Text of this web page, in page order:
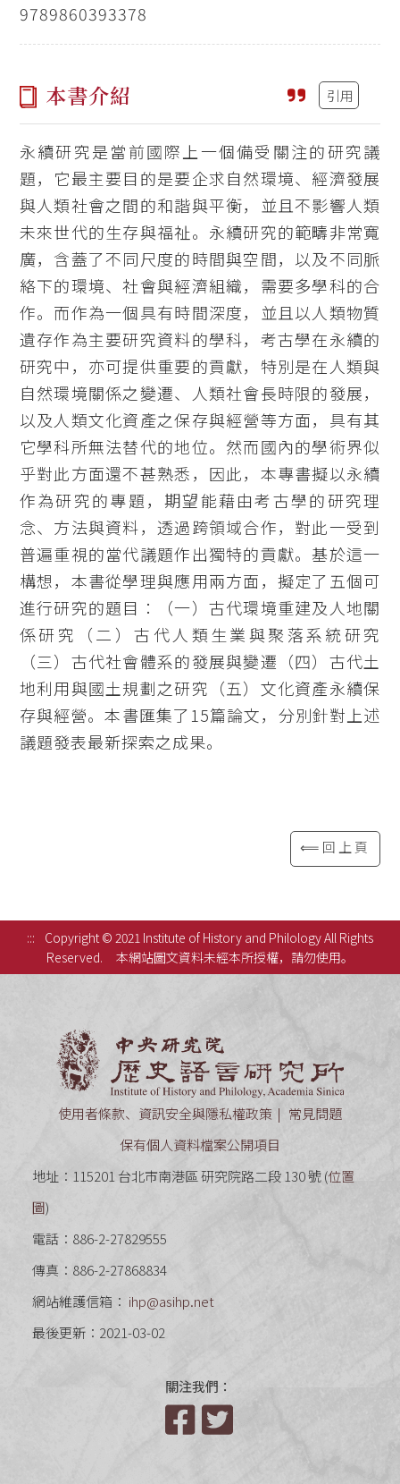
9789860393378
本書介紹 引用
永續研究是當前國際上一個備受關注的研究議
題，它最主要目的是要企求自然環境、經濟發展
與人類社會之間的和諧與平衡，並且不影響人類
未來世代的生存與福祉。永續研究的範疇非常寬
廣，含蓋了不同尺度的時間與空間，以及不同脈
絡下的環境、社會與經濟組織，需要多學科的合
作。而作為一個具有時間深度，並且以人類物質
遺存作為主要研究資料的學科，考古學在永續的
研究中，亦可提供重要的貢獻，特別是在人類與
自然環境關係之變遷、人類社會長時限的發展，
以及人類文化資產之保存與經營等方面，具有其
它學科所無法替代的地位。然而國內的學術界似
乎對此方面還不甚熟悉，因此，本專書擬以永續
作為研究的專題，期望能藉由考古學的研究理
念、方法與資料，透過跨領域合作，對此一受到
普遍重視的當代議題作出獨特的貢獻。基於這一
構想，本書從學理與應用兩方面，擬定了五個可
進行研究的題目：（一）古代環境重建及人地關
係研究（二）古代人類生業與聚落系統研究
（三）古代社會體系的發展與變遷（四）古代土
地利用與國土規劃之研究（五）文化資產永續保
存與經營。本書匯集了15篇論文，分別針對上述
議題發表最新探索之成果。
⟸回上頁
:::
Copyright © 2021 Institute of History and Philology All Rights
Reserved.
本網站圖文資料未經本所授權，請勿使用。
使用者條款、資訊安全與隱私權政策
常見問題
保有個人資料檔案公開項目
地址：115201 台北市南港區 研究院路二段 130 號 (位置
圖)
電話：886-2-27829555
傳真：886-2-27868834
網站維護信箱： ihp@asihp.net
最後更新：2021-03-02
關注我們：
Facebook